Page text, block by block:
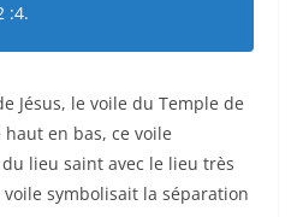
:4.
Jésus, le voile du Temple de
en bas, ce voile
lieu saint avec le lieu très
symbolisait la séparation